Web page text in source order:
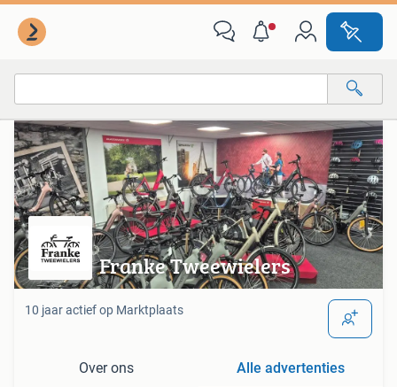
Alle categorieën…
Alle afstanden…
Van deze adverteerder
Franke Tweewielers
10 jaar actief op Marktplaats
Over ons Alle advertenties